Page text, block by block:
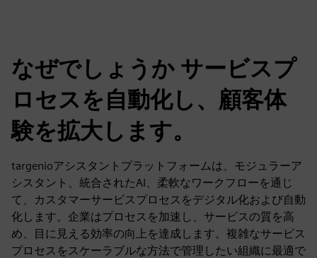
なぜでしょうか サービスプ
ロセスを自動化し、顧客体
験を拡大します。
targenioアシスタントプラットフォームは、モジュラーア
シスタント、統合されたAI、柔軟なワークフローを通じ
て、カスタマーサービスプロセスをデジタル化および自動
化します。企業はプロセスを加速し、サービスの質を高
め、目に見える効率の向上を達成します。複雑なサービス
プロセスをスケーラブルな方法で管理したい組織に最適で